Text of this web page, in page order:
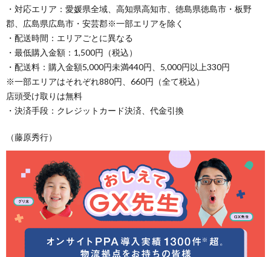
・対応エリア：愛媛県全域、高知県高知市、徳島県徳島市・板野
郡、広島県広島市・安芸郡※一部エリアを除く
・配送時間：エリアごとに異なる
・最低購入金額：1,500円（税込）
・配送料：購入金額5,000円未満440円、5,000円以上330円
※一部エリアはそれぞれ880円、660円（全て税込）
店頭受け取りは無料
・決済手段：クレジットカード決済、代金引換
（藤原秀行）